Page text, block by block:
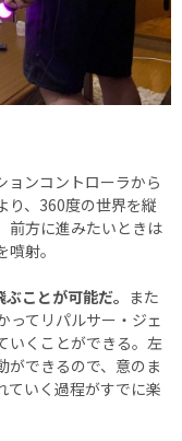
ョンコントローラから
り、360度の世界を縦
前方に進みたいときは
射。
ことが可能だ。 また
ってリパルサー・ジェ
いくことができる。左
ができるので、意のま
ていく過程がすでに楽